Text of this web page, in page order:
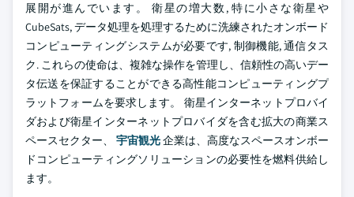
展開が進んでいます。 衛星の増大数, 特に小さな衛星や
CubeSats, データ処理を処理するために洗練されたオンボード
コンピューティングシステムが必要です, 制御機能, 通信タス
ク. これらの使命は、複雑な操作を管理し、信頼性の高いデー
タ伝送を保証することができる高性能コンピューティングプ
ラットフォームを要求します。 衛星インターネットプロバイ
ダおよび衛星インターネットプロバイダを含む拡大の商業ス
ペースセクター、 宇宙観光企業は、高度なスペースオンボー
ドコンピューティングソリューションの必要性を燃料供給し
ます。